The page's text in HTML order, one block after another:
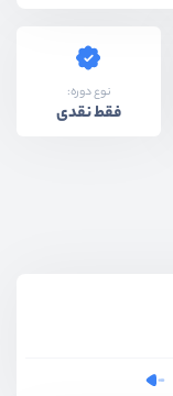
نوع دوره:
فقط نقدی